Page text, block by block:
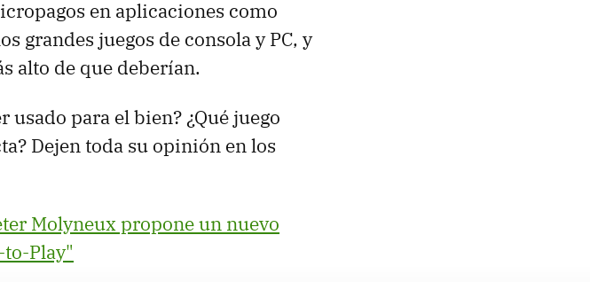
en aplicaciones como
grandes juegos de consola y PC, y
alto de que deberían.
usado para el bien? ¿Qué juego
Dejen toda su opinión en los
Molyneux propone un nuevo
Play"